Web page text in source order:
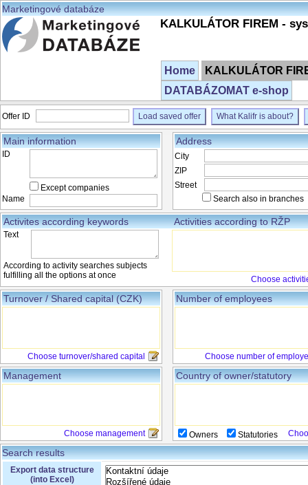
Marketingové databáze
KALKULÁTOR FIREM -
Home
KALKULÁTOR
DATABÁZOMAT e-shop
Offer ID Load saved offer What Kalifr is about?
Main information
ID
Except companies
Name
Address
City
ZIP
Street
Search also in branches
Activites according keywords Activities according to RŽP
Text
According to activity searches subjects
fulfilling all the options at once
Choose
Turnover / Shared capital (CZK)
Choose turnover/shared capital
Number of employees
Choose number of
Management
Choose management
Country of owner/statutory
Owners Statutories
Search results
Export data structure
(into Excel)